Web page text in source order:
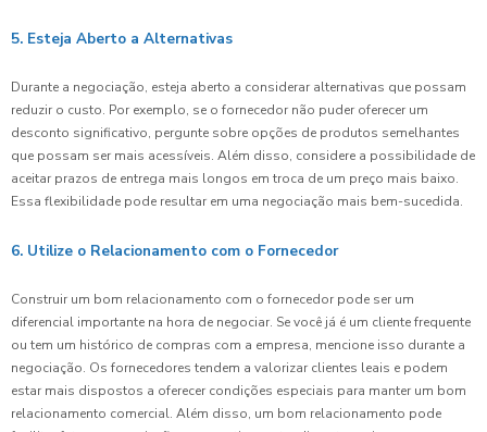
5. Esteja Aberto a Alternativas
Durante a negociação, esteja aberto a considerar alternativas que possam
reduzir o custo. Por exemplo, se o fornecedor não puder oferecer um
desconto significativo, pergunte sobre opções de produtos semelhantes
que possam ser mais acessíveis. Além disso, considere a possibilidade de
aceitar prazos de entrega mais longos em troca de um preço mais baixo.
Essa flexibilidade pode resultar em uma negociação mais bem-sucedida.
6. Utilize o Relacionamento com o Fornecedor
Construir um bom relacionamento com o fornecedor pode ser um
diferencial importante na hora de negociar. Se você já é um cliente frequente
ou tem um histórico de compras com a empresa, mencione isso durante a
negociação. Os fornecedores tendem a valorizar clientes leais e podem
estar mais dispostos a oferecer condições especiais para manter um bom
relacionamento comercial. Além disso, um bom relacionamento pode